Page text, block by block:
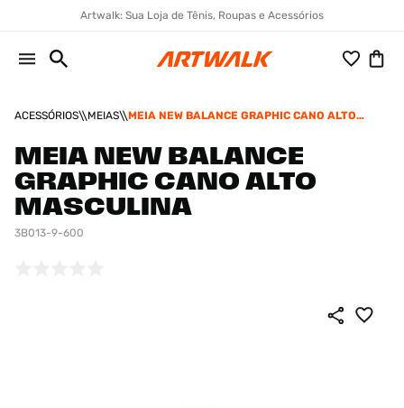
Artwalk: Sua Loja de Tênis, Roupas e Acessórios
ACESSÓRIOS MEIAS
MEIA NEW BALANCE GRAPHIC CANO ALTO
MEIA NEW BALANCE
GRAPHIC CANO ALTO
MASCULINA
3B013-9-600